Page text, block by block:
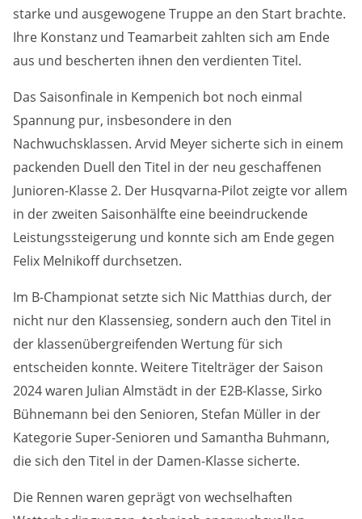
starke und ausgewogene Truppe an den Start brachte.
Ihre Konstanz und Teamarbeit zahlten sich am Ende
aus und bescherten ihnen den verdienten Titel.
Das Saisonfinale in Kempenich bot noch einmal
Spannung pur, insbesondere in den
Nachwuchsklassen. Arvid Meyer sicherte sich in einem
packenden Duell den Titel in der neu geschaffenen
Junioren-Klasse 2. Der Husqvarna-Pilot zeigte vor allem
in der zweiten Saisonhälfte eine beeindruckende
Leistungssteigerung und konnte sich am Ende gegen
Felix Melnikoff durchsetzen.
Im B-Championat setzte sich Nic Matthias durch, der
nicht nur den Klassensieg, sondern auch den Titel in
der klassenübergreifenden Wertung für sich
entscheiden konnte. Weitere Titelträger der Saison
2024 waren Julian Almstädt in der E2B-Klasse, Sirko
Bühnemann bei den Senioren, Stefan Müller in der
Kategorie Super-Senioren und Samantha Buhmann,
die sich den Titel in der Damen-Klasse sicherte.
Die Rennen waren geprägt von wechselhaften
Medien & externe Dienste
Um Inhalte von Videoplattformen und weiteren externen
Diensten anzeigen zu können, werden von diesen ggf.
Cookies gesetzt. Die Einbindung kann bei Bedarf einzeln
YouTube
Anbieter:
Zweck:
Cookies, die ggf. zur Einbettung und Bereitstellung
von Videos auf unserer Website gesetzt werden.
Google Maps
Anbieter:
Zweck:
Cookies, die ggf. zur Einbettung und Bereitstellung
werden.
Marketing